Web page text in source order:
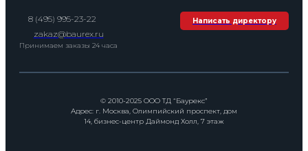
8 (495) 995-23-22
zakaz@baurex.ru
Принимаем заказы 24 часа
Написать директору
© 2010-2025 ООО ТД “Баурекс”
Адрес: г. Москва, Олимпийский проспект, дом
14, бизнес-центр Даймонд Холл, 7 этаж